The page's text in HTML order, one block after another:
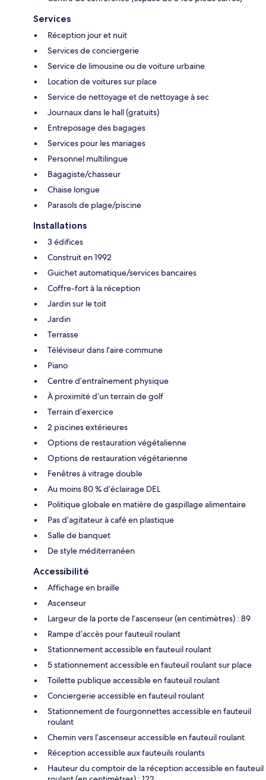
Services
Réception jour et nuit
Services de conciergerie
Service de limousine ou de voiture urbaine
Location de voitures sur place
Service de nettoyage et de nettoyage à sec
Journaux dans le hall (gratuits)
Entreposage des bagages
Services pour les mariages
Personnel multilingue
Bagagiste/chasseur
Chaise longue
Parasols de plage/piscine
Installations
3 édifices
Construit en 1992
Guichet automatique/services bancaires
Coffre-fort à la réception
Jardin sur le toit
Jardin
Terrasse
Téléviseur dans l’aire commune
Piano
Centre d’entraînement physique
À proximité d’un terrain de golf
Terrain d’exercice
2 piscines extérieures
Options de restauration végétalienne
Options de restauration végétarienne
Fenêtres à vitrage double
Au moins 80 % d’éclairage DEL
Politique globale en matière de gaspillage alimentaire
Pas d’agitateur à café en plastique
Salle de banquet
De style méditerranéen
Accessibilité
Affichage en braille
Ascenseur
Largeur de la porte de l’ascenseur (en centimètres) : 89
Rampe d’accès pour fauteuil roulant
Stationnement accessible en fauteuil roulant
5 stationnement accessible en fauteuil roulant sur place
Toilette publique accessible en fauteuil roulant
Conciergerie accessible en fauteuil roulant
Stationnement de fourgonnettes accessible en fauteuil
roulant
Chemin vers l’ascenseur accessible en fauteuil roulant
Réception accessible aux fauteuils roulants
Hauteur du comptoir de la réception accessible en fauteuil